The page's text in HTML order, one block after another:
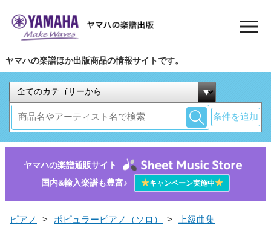
ヤマハの楽譜ほか出版商品の情報サイトです。
条件を追加
ヤマハの楽譜通販サイト
国内&輸入楽譜も豊富♪
★キャンペーン実施中★
ピアノ > ポピュラーピアノ（ソロ） >
上級曲集